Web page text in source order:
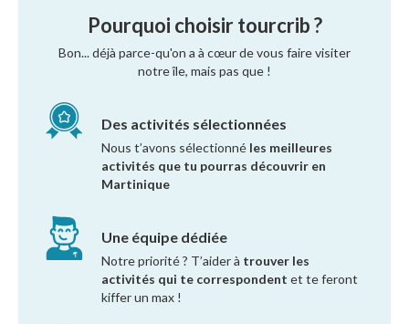
Pourquoi choisir tourcrib ?
Bon... déjà parce-qu'on a à cœur de vous faire visiter
notre île, mais pas que !
Des activités sélectionnées
Nous t’avons sélectionné les meilleures
activités que tu pourras découvrir en
Martinique
Une équipe dédiée
Notre priorité ? T’aider à trouver les
activités qui te correspondent et te feront
kiffer un max !